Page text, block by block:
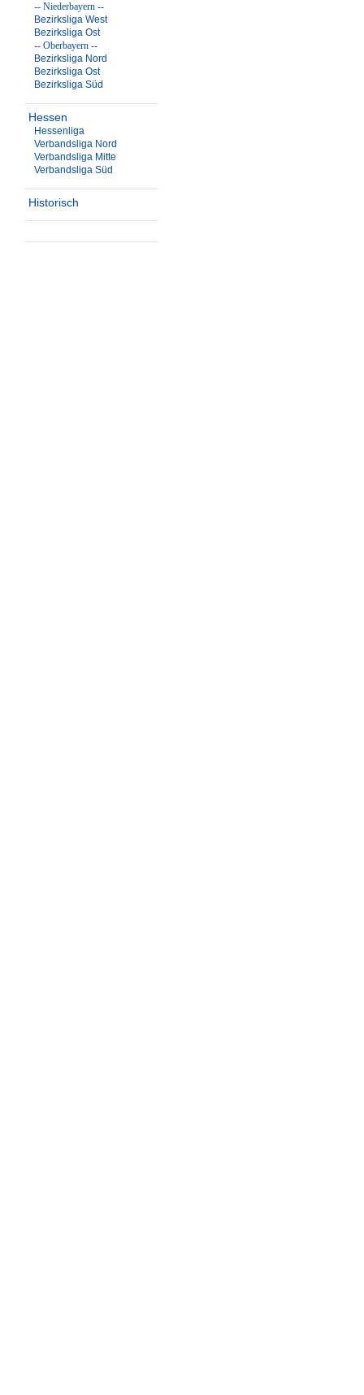
-- Niederbayern --
Bezirksliga West
Bezirksliga Ost
-- Oberbayern --
Bezirksliga Nord
Bezirksliga Ost
Bezirksliga Süd
Hessen
Hessenliga
Verbandsliga Nord
Verbandsliga Mitte
Verbandsliga Süd
Historisch